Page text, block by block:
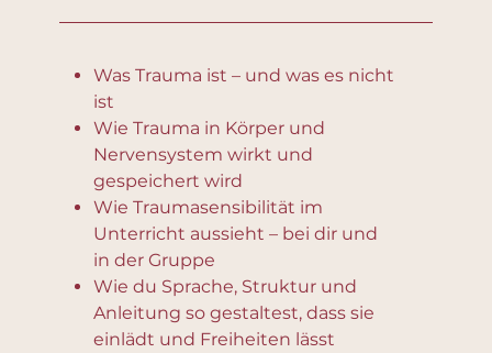
Was Trauma ist – und was es nicht
ist
Wie Trauma in Körper und
Nervensystem wirkt und
gespeichert wird
Wie Traumasensibilität im
Unterricht aussieht – bei dir und
in der Gruppe
Wie du Sprache, Struktur und
Anleitung so gestaltest, dass sie
einlädt und Freiheiten lässt